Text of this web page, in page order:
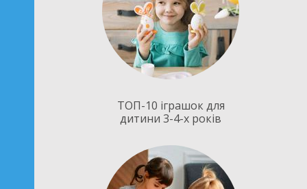
ТОП-10 іграшок для
дитини 3-4-х років